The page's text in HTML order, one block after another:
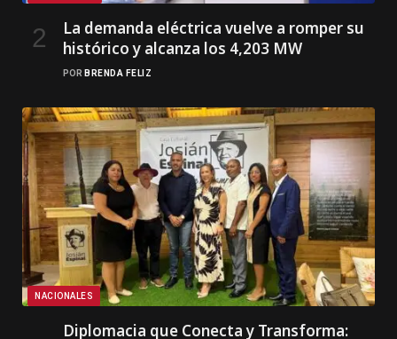
La demanda eléctrica vuelve a romper su
histórico y alcanza los 4,203 MW
POR BRENDA FELIZ
NACIONALES
Diplomacia que Conecta y Transforma: